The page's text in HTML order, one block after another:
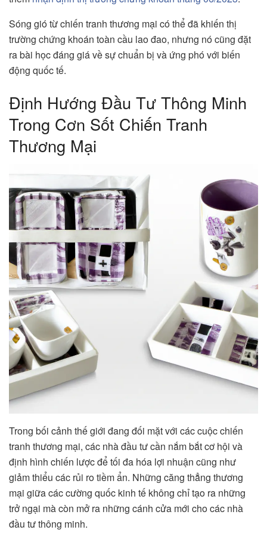
Sóng gió từ chiến tranh thương mại có thể đã khiến thị
trường chứng khoán toàn cầu lao đao, nhưng nó cũng đặt
ra bài học đáng giá về sự chuẩn bị và ứng phó với biến
động quốc tế.
Định Hướng Đầu Tư Thông Minh
Trong Cơn Sốt Chiến Tranh
Thương Mại
Trong bối cảnh thế giới đang đối mặt với các cuộc chiến
tranh thương mại, các nhà đầu tư cần nắm bắt cơ hội và
định hình chiến lược để tối đa hóa lợi nhuận cũng như
giảm thiểu các rủi ro tiềm ẩn. Những căng thẳng thương
mại giữa các cường quốc kinh tế không chỉ tạo ra những
trở ngại mà còn mở ra những cánh cửa mới cho các nhà
đầu tư thông minh.